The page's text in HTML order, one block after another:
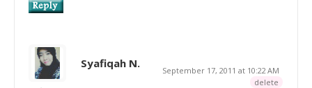
Syafiqah N.
September 17, 2011 at 10:22 AM
delete